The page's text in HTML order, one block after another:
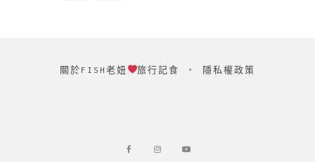
關於FISH老妞 旅行記食 ‧ 隱私權政策